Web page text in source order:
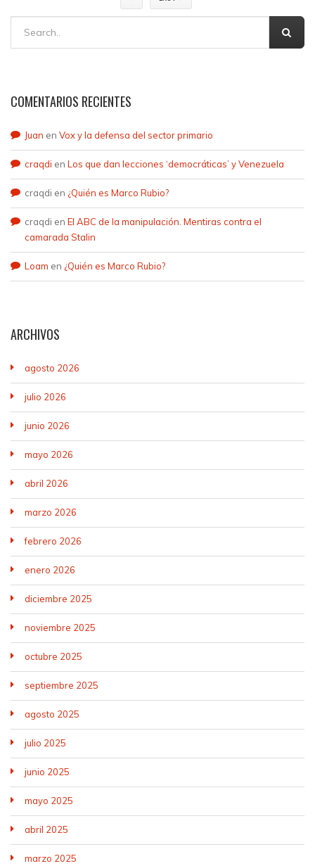
COMENTARIOS RECIENTES
Juan en Vox y la defensa del sector primario
craqdi en Los que dan lecciones ‘democráticas’ y Venezuela
craqdi en ¿Quién es Marco Rubio?
craqdi en El ABC de la manipulación. Mentiras contra el
camarada Stalin
Loam en ¿Quién es Marco Rubio?
ARCHIVOS
agosto 2026
julio 2026
junio 2026
mayo 2026
abril 2026
marzo 2026
febrero 2026
enero 2026
diciembre 2025
noviembre 2025
octubre 2025
septiembre 2025
agosto 2025
julio 2025
junio 2025
mayo 2025
abril 2025
marzo 2025